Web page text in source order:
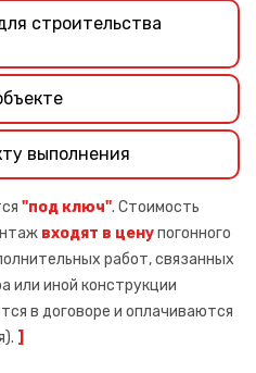
строительства
выполнения
"под ключ". Стоимость
входят в ценупогонного
работ, связанных
или иной конструкции
в договоре и оплачиваются
]